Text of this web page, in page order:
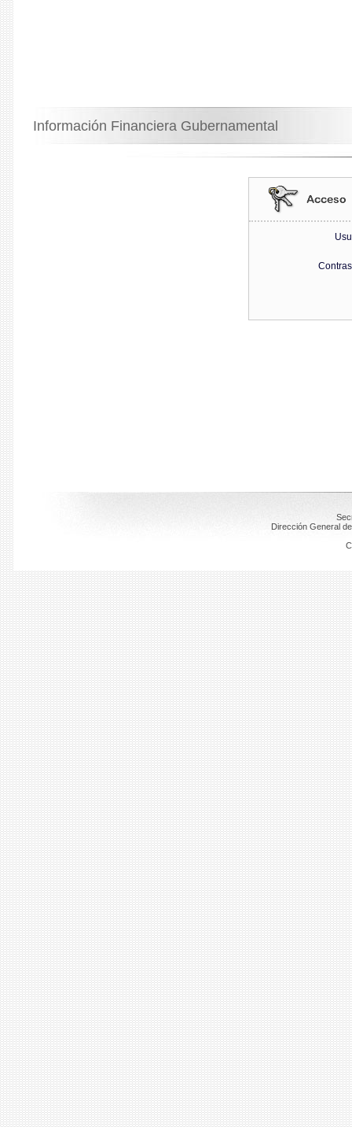
Información Financiera Gubernamental
Dirección General